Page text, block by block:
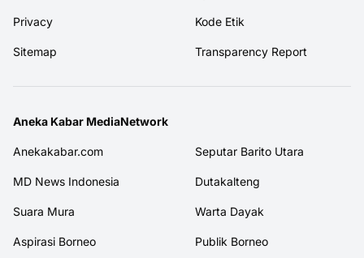
Privacy Kode Etik
Sitemap Transparency Report
Aneka Kabar MediaNetwork
Anekakabar.com Seputar Barito Utara
MD News Indonesia Dutakalteng
Suara Mura Warta Dayak
Aspirasi Borneo Publik Borneo